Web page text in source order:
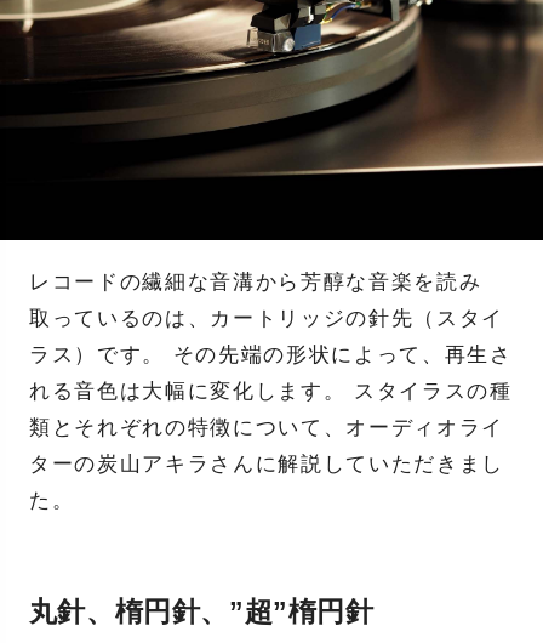
レコードの繊細な音溝から芳醇な音楽を読み
取っているのは、カートリッジの針先（スタイ
ラス）です。 その先端の形状によって、再生さ
れる音色は大幅に変化します。 スタイラスの種
類とそれぞれの特徴について、オーディオライ
ターの炭山アキラさんに解説していただきまし
た。
丸針、楕円針、”超”楕円針